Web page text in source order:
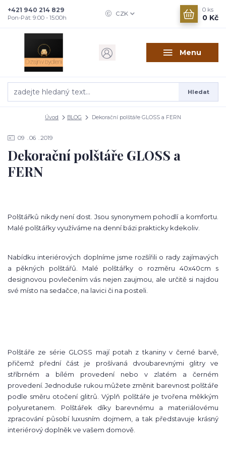
Menu
CZK
Hledat
+421 940 214 829
Pon-Pát: 9:00 - 15:00h
0 ks
0 Kč
Úvod BLOG Dekorační polštáře GLOSS a FERN
09 06 2019
Dekorační polštáře GLOSS a
FERN
Polštářků nikdy není dost. Jsou synonymem pohodlí a komfortu.
Malé polštářky využíváme na denní bázi prakticky kdekoliv.
Nabídku interiérových doplníme jsme rozšířili o rady zajímavých
a pěkných polštářů. Malé polštářky o rozměru 40x40cm s
designovou povlečením vás nejen zaujmou, ale určitě si najdou
své místo na sedačce, na lavici či na posteli.
Polštáře ze série GLOSS mají potah z tkaniny v černé barvě,
přičemž přední část je prošívaná dvoubarevnými glitry ve
stříbrném a bílém provedení nebo v zlatém a černém
provedení. Jednoduše rukou můžete změnit barevnost polštáře
podle směru otočení glitrů. Výplň polštáře je tvořena měkkým
polyuretanem. Polštářek díky barevnému a materiálovému
zpracování působí luxusním dojmem, a tak představuje krásný
interiérový doplněk ve vašem domově.